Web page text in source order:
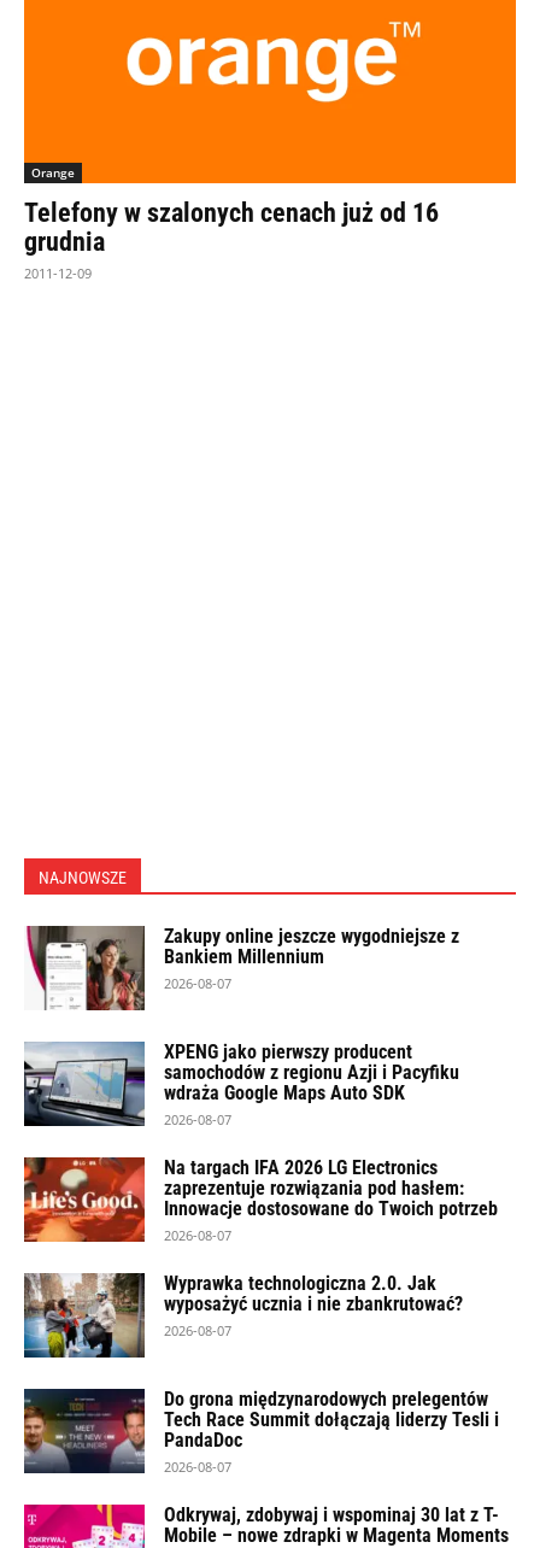
Orange
Telefony w szalonych cenach już od 16
grudnia
2011-12-09
NAJNOWSZE
Zakupy online jeszcze wygodniejsze z
Bankiem Millennium
2026-08-07
XPENG jako pierwszy producent
samochodów z regionu Azji i Pacyfiku
wdraża Google Maps Auto SDK
2026-08-07
Na targach IFA 2026 LG Electronics
zaprezentuje rozwiązania pod hasłem:
Innowacje dostosowane do Twoich potrzeb
2026-08-07
Wyprawka technologiczna 2.0. Jak
wyposażyć ucznia i nie zbankrutować?
2026-08-07
Do grona międzynarodowych prelegentów
Tech Race Summit dołączają liderzy Tesli i
PandaDoc
2026-08-07
Odkrywaj, zdobywaj i wspominaj 30 lat z T-
Mobile – nowe zdrapki w Magenta Moments